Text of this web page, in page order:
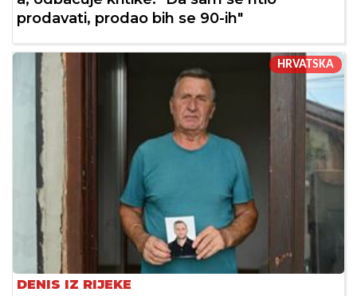
prodavati, prodao bih se 90-ih"
HRVATSKA
DENIS IZ RIJEKE